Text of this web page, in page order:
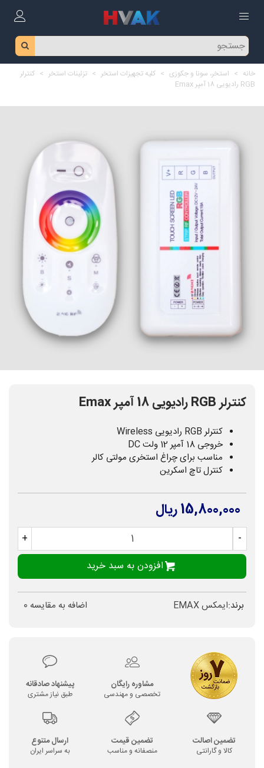
خانه > استخر، سونا و جکوزی > کلیه تجهیزات استخر > تزئینات استخر > کنترلر
RGB رادیویی 18 آمپر Emax
کنترلر RGB رادیویی 18 آمپر Emax
کنترلر RGB رادیویی Wireless
خروجی 18 آمپر 12 ولت DC
مناسب برای چراغ استخری مولتی کالر
کنترل تاچ اسکرین
15,800,000 ریال
-
+
افزودن به سبد خرید
برند:ایمکس EMAX اضافه به مقایسه 0
مشاوره رایگان
تخصصی و مهندسی
پیشنهاد صادقانه
طبق نیاز مشتری
تضمین اصالت
کالا و گارانتی
تضمین قیمت
منصفانه و مناسب
ارسال متنوع
به سراسر ایران